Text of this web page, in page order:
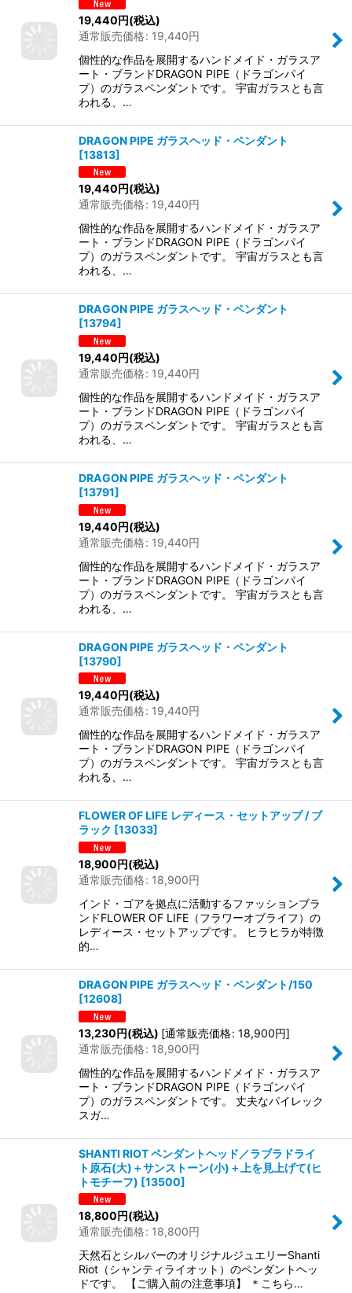
19,440円(税込)
通常販売価格: 19,440円
個性的な作品を展開するハンドメイド・ガラスア
ート・ブランドDRAGON PIPE（ドラゴンパイ
プ）のガラスペンダントです。 宇宙ガラスとも言
われる、…
DRAGON PIPE ガラスヘッド・ペンダント
[13813]
19,440円(税込)
通常販売価格: 19,440円
個性的な作品を展開するハンドメイド・ガラスア
ート・ブランドDRAGON PIPE（ドラゴンパイ
プ）のガラスペンダントです。 宇宙ガラスとも言
われる、…
DRAGON PIPE ガラスヘッド・ペンダント
[13794]
19,440円(税込)
通常販売価格: 19,440円
個性的な作品を展開するハンドメイド・ガラスア
ート・ブランドDRAGON PIPE（ドラゴンパイ
プ）のガラスペンダントです。 宇宙ガラスとも言
われる、…
DRAGON PIPE ガラスヘッド・ペンダント
[13791]
19,440円(税込)
通常販売価格: 19,440円
個性的な作品を展開するハンドメイド・ガラスア
ート・ブランドDRAGON PIPE（ドラゴンパイ
プ）のガラスペンダントです。 宇宙ガラスとも言
われる、…
DRAGON PIPE ガラスヘッド・ペンダント
[13790]
19,440円(税込)
通常販売価格: 19,440円
個性的な作品を展開するハンドメイド・ガラスア
ート・ブランドDRAGON PIPE（ドラゴンパイ
プ）のガラスペンダントです。 宇宙ガラスとも言
われる、…
FLOWER OF LIFE レディース・セットアップ / ブ
ラック [13033]
18,900円(税込)
通常販売価格: 18,900円
インド・ゴアを拠点に活動するファッションブラ
ンドFLOWER OF LIFE（フラワーオブライフ）の
レディース・セットアップです。 ヒラヒラが特徴
的…
DRAGON PIPE ガラスヘッド・ペンダント/150
[12608]
13,230円(税込) [通常販売価格: 18,900円]
通常販売価格: 18,900円
個性的な作品を展開するハンドメイド・ガラスア
ート・ブランドDRAGON PIPE（ドラゴンパイ
プ）のガラスペンダントです。 丈夫なパイレック
スガ…
SHANTI RIOT ペンダントヘッド／ラブラドライ
ト原石(大)＋サンストーン(小)＋上を見上げて(ヒ
トモチーフ) [13500]
18,800円(税込)
通常販売価格: 18,800円
天然石とシルバーのオリジナルジュエリーShanti
Riot（シャンティライオット）のペンダントヘッ
ドです。 【ご購入前の注意事項】 ＊こちら…